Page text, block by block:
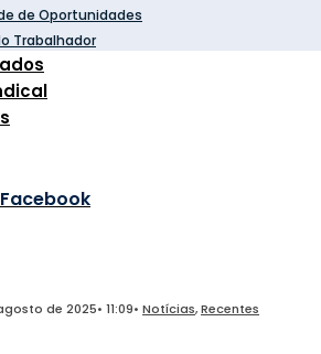
de Oportunidades
Trabalhador
Facebook
de 2025• 11:09• Notícias,Recentes